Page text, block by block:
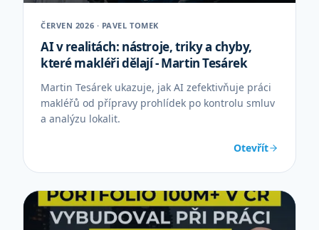
ČERVEN 2026 · PAVEL TOMEK
AI v realitách: nástroje, triky a chyby,
které makléři dělají - Martin Tesárek
Martin Tesárek ukazuje, jak AI zefektivňuje práci
makléřů od přípravy prohlídek po kontrolu smluv
a analýzu lokalit.
Otevřít